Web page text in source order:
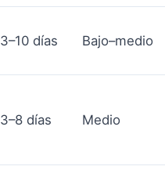
3–10 días Bajo–medio
3–8 días Medio